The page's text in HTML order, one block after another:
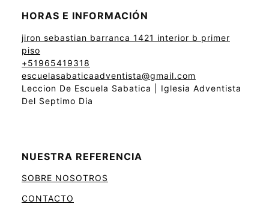
HORAS E INFORMACIÓN
jiron sebastian barranca 1421 interior b primer
piso
+51965419318
escuelasabaticaadventista@gmail.com
Leccion De Escuela Sabatica | Iglesia Adventista
Del Septimo Dia
NUESTRA REFERENCIA
SOBRE NOSOTROS
CONTACTO